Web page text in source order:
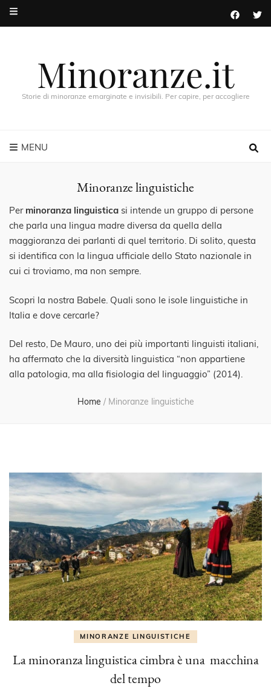
Minoranze.it
Storie di minoranze emarginate e invisibili. Per capire, per accogliere
MENU
Minoranze linguistiche
Per minoranza linguistica si intende un gruppo di persone
che parla una lingua madre diversa da quella della
maggioranza dei parlanti di quel territorio. Di solito, questa
si identifica con la lingua ufficiale dello Stato nazionale in
cui ci troviamo, ma non sempre.
Scopri la nostra Babele. Quali sono le isole linguistiche in
Italia e dove cercarle?
Del resto, De Mauro, uno dei più importanti linguisti italiani,
ha affermato che la diversità linguistica “non appartiene
alla patologia, ma alla fisiologia del linguaggio” (2014).
Home / Minoranze linguistiche
MINORANZE LINGUISTICHE
La minoranza linguistica cimbra è una macchina
del tempo